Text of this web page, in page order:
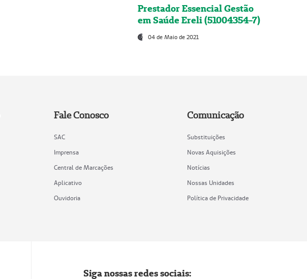
Prestador Essencial Gestão
em Saúde Ereli (51004354-7)
04 de Maio de 2021
Fale Conosco
SAC
Imprensa
Central de Marcações
Aplicativo
Ouvidoria
Comunicação
Substituições
Novas Aquisições
Notícias
Nossas Unidades
Política de Privacidade
Siga nossas redes sociais: